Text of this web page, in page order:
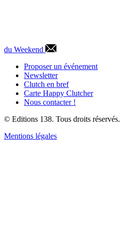
du Weekend
Proposer un événement
Newsletter
Clutch en bref
Carte Happy Clutcher
Nous contacter !
© Editions 138. Tous droits réservés.
Mentions légales